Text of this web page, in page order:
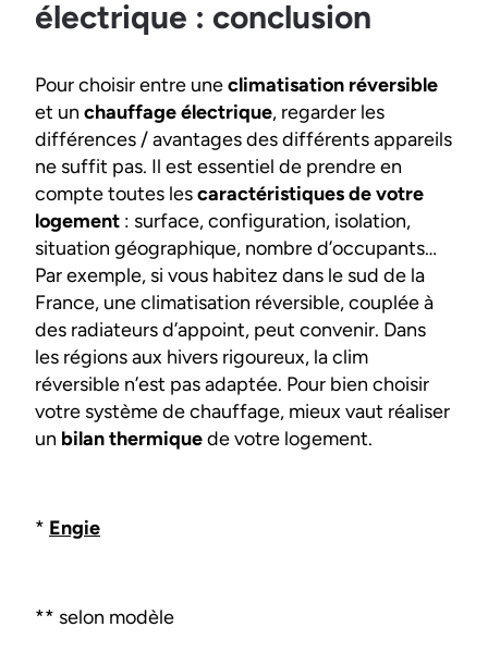
électrique : conclusion
Pour choisir entre uneclimatisation réversible
et un chauffage électrique, regarder les
différences / avantages des différents appareils
ne suffit pas. Il est essentiel de prendre en
compte toutes lescaractéristiques de votre
logement : surface, configuration, isolation,
situation géographique, nombre d’occupants…
Par exemple, si vous habitez dans le sud de la
France, une climatisation réversible, couplée à
des radiateurs d’appoint, peut convenir. Dans
les régions aux hivers rigoureux, la clim
réversible n’est pas adaptée. Pour bien choisir
votre système de chauffage, mieux vaut réaliser
un bilan thermiquede votre logement.
* Engie
** selon modèle